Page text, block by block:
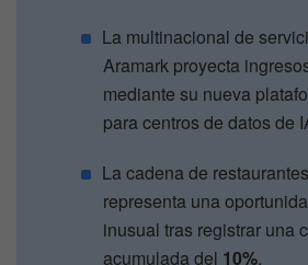
La multinacional de
Aramark proyecta
mediante su nueva
para centros de datos de
La cadena de
representa una
inusual tras registrar una
acumulada del 10%.